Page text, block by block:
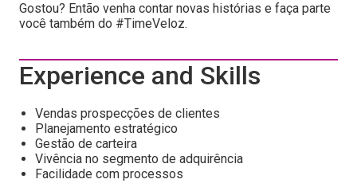
Gostou? Então venha contar novas histórias e faça parte
você também do #TimeVeloz.
Experience and Skills
Vendas prospecções de clientes
Planejamento estratégico
Gestão de carteira
Vivência no segmento de adquirência
Facilidade com processos